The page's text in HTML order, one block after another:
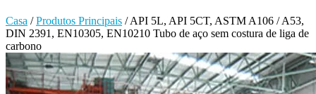
Casa /Produtos Principais /API 5L, API 5CT, ASTM A106 / A53,
DIN 2391, EN10305, EN10210 Tubo de aço sem costura de liga de
carbono